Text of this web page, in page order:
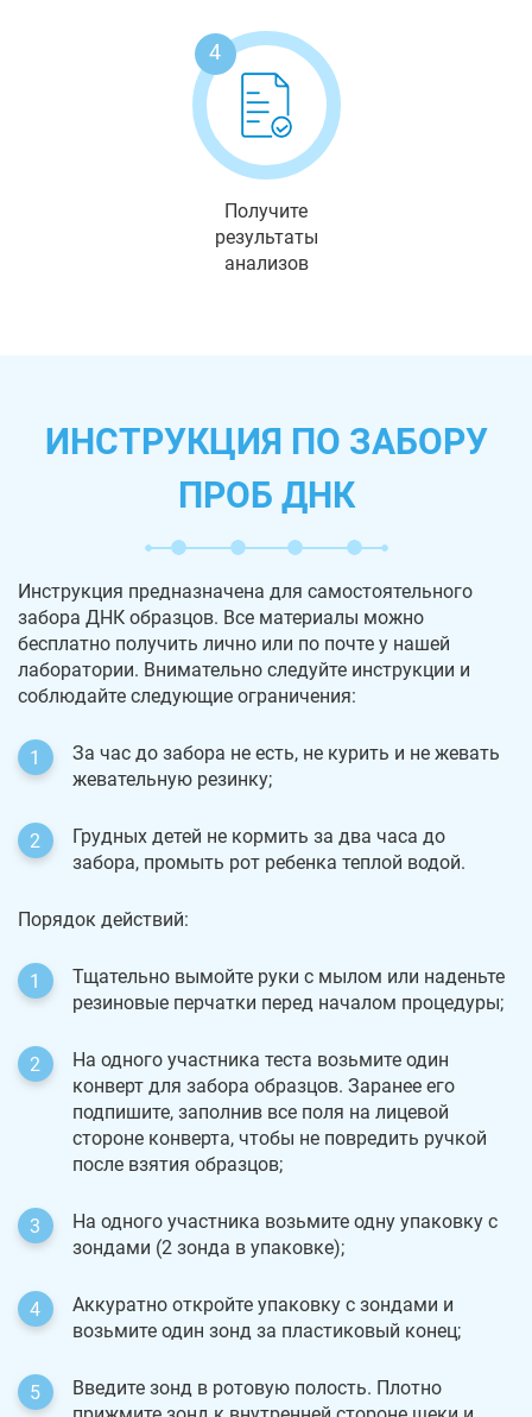
4
Получите
результаты
анализов
ИНСТРУКЦИЯ ПО ЗАБОРУ
ПРОБ ДНК
Инструкция предназначена для самостоятельного
забора ДНК образцов. Все материалы можно
бесплатно получить лично или по почте у нашей
лаборатории. Внимательно следуйте инструкции и
соблюдайте следующие ограничения:
За час до забора не есть, не курить и не жевать
жевательную резинку;
Грудных детей не кормить за два часа до
забора, промыть рот ребенка теплой водой.
Порядок действий:
Тщательно вымойте руки с мылом или наденьте
резиновые перчатки перед началом процедуры;
На одного участника теста возьмите один
конверт для забора образцов. Заранее его
подпишите, заполнив все поля на лицевой
стороне конверта, чтобы не повредить ручкой
после взятия образцов;
На одного участника возьмите одну упаковку с
зондами (2 зонда в упаковке);
Аккуратно откройте упаковку с зондами и
возьмите один зонд за пластиковый конец;
Введите зонд в ротовую полость. Плотно